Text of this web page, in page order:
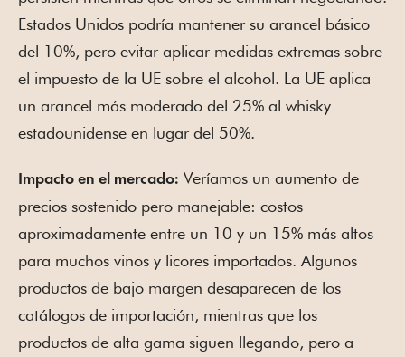
Estados Unidos podría mantener su arancel básico
del 10%, pero evitar aplicar medidas extremas sobre
el impuesto de la UE sobre el alcohol. La UE aplica
un arancel más moderado del 25% al whisky
estadounidense en lugar del 50%.
Impacto en el mercado: Veríamos un aumento de
precios sostenido pero manejable: costos
aproximadamente entre un 10 y un 15% más altos
para muchos vinos y licores importados. Algunos
productos de bajo margen desaparecen de los
catálogos de importación, mientras que los
productos de alta gama siguen llegando, pero a